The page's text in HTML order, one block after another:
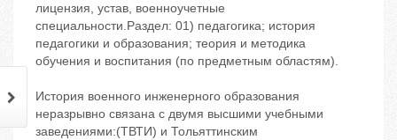
лицензия, устав, военноучетные
специальности.Раздел: 01) педагогика; история
педагогики и образования; теория и методика
обучения и воспитания (по предметным областям).
История военного инженерного образования
неразрывно связана с двумя высшими учебными
заведениями:(ТВТИ) и Тольяттинским